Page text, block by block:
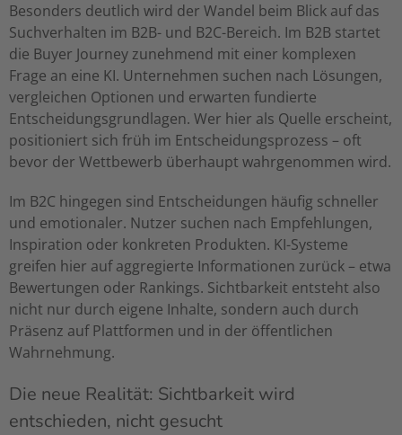
Besonders deutlich wird der Wandel beim Blick auf das
Suchverhalten im B2B- und B2C-Bereich. Im B2B startet
die Buyer Journey zunehmend mit einer komplexen
Frage an eine KI. Unternehmen suchen nach Lösungen,
vergleichen Optionen und erwarten fundierte
Entscheidungsgrundlagen. Wer hier als Quelle erscheint,
positioniert sich früh im Entscheidungsprozess – oft
bevor der Wettbewerb überhaupt wahrgenommen wird.
Im B2C hingegen sind Entscheidungen häufig schneller
und emotionaler. Nutzer suchen nach Empfehlungen,
Inspiration oder konkreten Produkten. KI-Systeme
greifen hier auf aggregierte Informationen zurück – etwa
Bewertungen oder Rankings. Sichtbarkeit entsteht also
nicht nur durch eigene Inhalte, sondern auch durch
Präsenz auf Plattformen und in der öffentlichen
Wahrnehmung.
Die neue Realität: Sichtbarkeit wird
entschieden, nicht gesucht